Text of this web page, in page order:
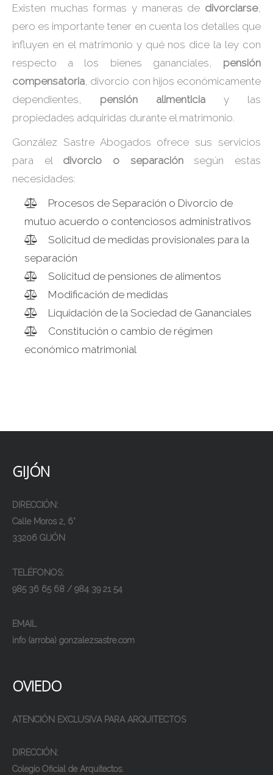
Existen muchas formas y maneras de divorciarse,
pero es importante tener en cuenta los detalles que
influyen en el matrimonio y qué nos dice la ley con
respecto a los bienes gananciales, pensión
compensatoria , divorcio con hijos económicamente
dependientes, pensión alimenticia y las
propiedades adquiridas durante el matrimonio.
González Sastre Abogados ofrece sus servicios
para el divorcio o separaciónsegún estas
necesidades:
Procesos de Separación o Divorcio de
mutuo acuerdo o contenciosos administrativos
Solicitud de medidas provisionales para la
separación
Solicitud de pensiones de alimentos
Modificación de medidas
Liquidación de la Sociedad de Gananciales
Constitución o cambio de régimen
económico matrimonial
GIJÓN
DIRECCIÓN:
Calle Moros 2, 6°
33206 GIJÓN
TELÉFONOS:
985 36 65 68 / 984 39 21 54
EMAIL
info (arroba) gonzalezsastre.com
OVIEDO
ATENCIÓN EXCLUSIVA PARA ARQUITECTOS
DIRECCIÓN:
Colegio Oficial de Arquitectos.